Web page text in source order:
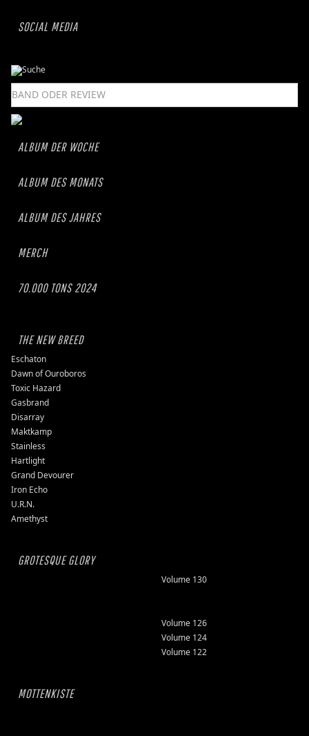
SOCIAL MEDIA
ALBUM DER WOCHE
ALBUM DES MONATS
ALBUM DES JAHRES
MERCH
70.000 TONS 2024
THE NEW BREED
Eschaton
Dawn of Ouroboros
Toxic Hazard
Gasbrand
Disarray
Maktkamp
Stainless
Hartlight
Grand Devourer
Iron Echo
U.R.N.
Amethyst
GROTESQUE GLORY
Volume 130
Volume 126
Volume 124
Volume 122
MOTTENKISTE